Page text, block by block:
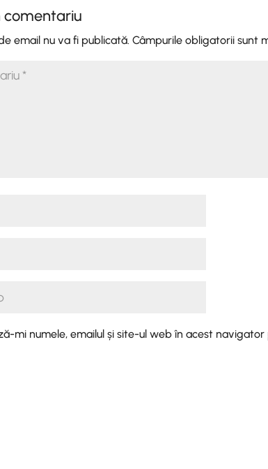
comentariu
email nu va fi publicată. Câmpurile obligatorii sunt
mi numele, emailul și site-ul web în acest